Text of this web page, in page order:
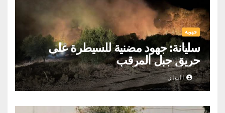
جهوية
سليانة: جهود مضنية للسيطرة على
حريق جبل المرقب
البيان